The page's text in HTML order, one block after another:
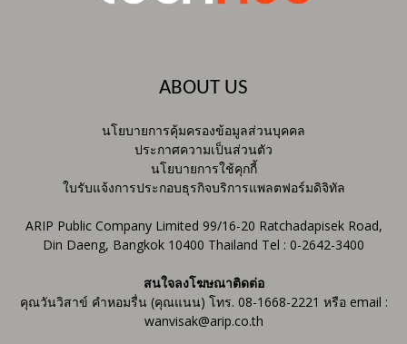
ABOUT US
นโยบายการคุ้มครองข้อมูลส่วนบุคคล
ประกาศความเป็นส่วนตัว
นโยบายการใช้คุกกี้
ใบรับแจ้งการประกอบธุรกิจบริการแพลตฟอร์มดิจิทัล
ARIP Public Company Limited 99/16-20 Ratchadapisek Road,
Din Daeng, Bangkok 10400 Thailand Tel : 0-2642-3400
สนใจลงโฆษณาติดต่อ
คุณวันวิสาข์ คำหอมรื่น (คุณแนน) โทร. 08-1668-2221 หรือ email :
wanvisak@arip.co.th